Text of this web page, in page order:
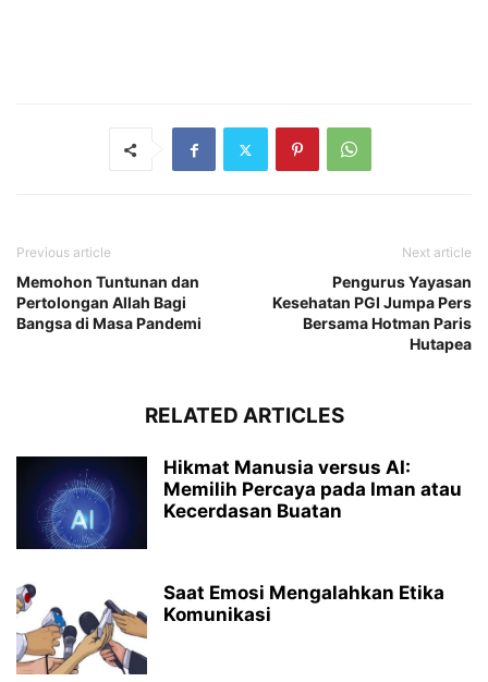
Previous article
Memohon Tuntunan dan
Pertolongan Allah Bagi
Bangsa di Masa Pandemi
Next article
Pengurus Yayasan
Kesehatan PGI Jumpa Pers
Bersama Hotman Paris
Hutapea
RELATED ARTICLES
Hikmat Manusia versus AI:
Memilih Percaya pada Iman atau
Kecerdasan Buatan
Saat Emosi Mengalahkan Etika
Komunikasi